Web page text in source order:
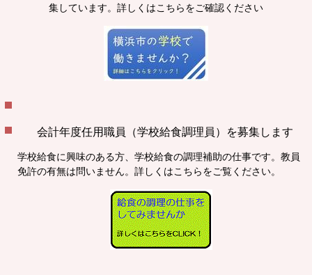
集しています。詳しくはこちらをご確認ください
会計年度任用職員（学校給食調理員）を募集します
学校給食に興味のある方、学校給食の調理補助の仕事です。教員
免許の有無は問いません。詳しくはこちらをご覧ください。